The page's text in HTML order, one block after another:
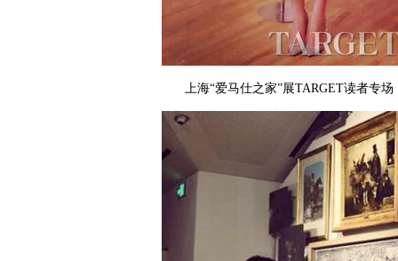
上海“爱马仕之家”展TARGET读者